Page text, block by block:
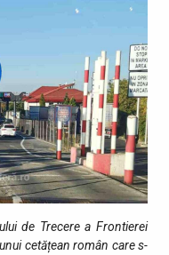
de Trecere a Frontierei
cetățean român care s-